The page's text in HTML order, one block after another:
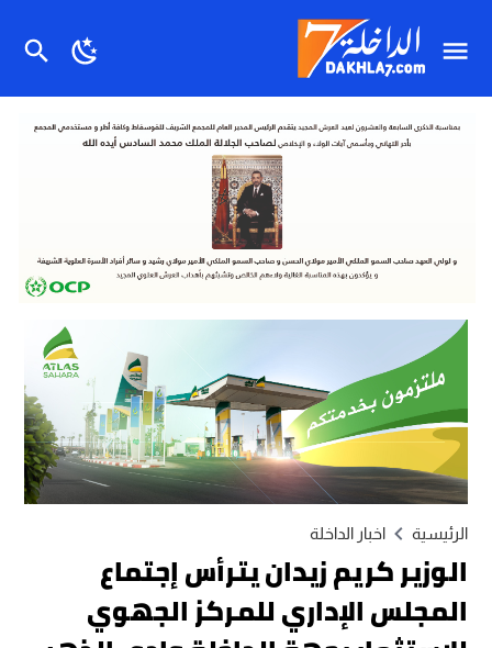
الرئيسية اخبار الداخلة
الوزير كريم زيدان يترأس إجتماع
المجلس الإداري للمركز الجهوي